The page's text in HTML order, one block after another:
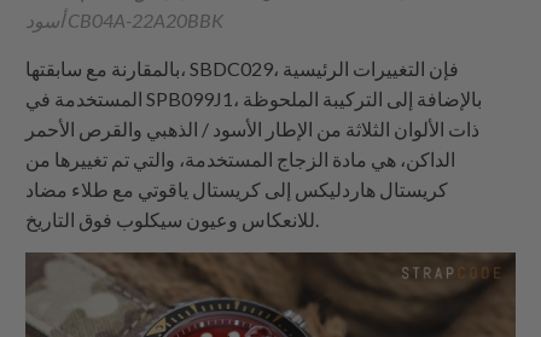
أسود CB04A-22A20BBK
بالمقارنة مع سابقتها، SBDC029، فإن التغييرات الرئيسية
المستخدمة في SPB099J1، بالإضافة إلى التركيبة الملحوظة
ذات الألوان الثلاثة من الإطار الأسود / الذهبي والقرص الأحمر
الداكن، هي مادة الزجاج المستخدمة، والتي تم تغييرها من
كريستال هاردليكس إلى كريستال ياقوتي مع طلاء مضاد
للانعكاس وعيون سيكلوب فوق التاريخ.